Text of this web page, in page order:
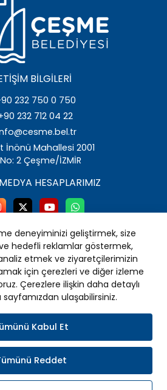
deneyiminizi geliştirmek, size
hedefli reklamlar göstermek,
etmek ve ziyaretçilerimizin
için çerezleri ve diğer izleme
Çerezlere ilişkin daha detaylı
sayfamızdan ulaşabilirsiniz.
Kabul Et
Reddet
BILGILERI
232 750 0 750
232 712 04 22
İnönü Mahallesi 2001
2 Çeşme/İZMİR
HESAPLARIMIZ